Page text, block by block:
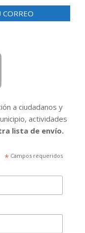
a ciudadanos y
actividades
lista de envío.
*Campos requeridos